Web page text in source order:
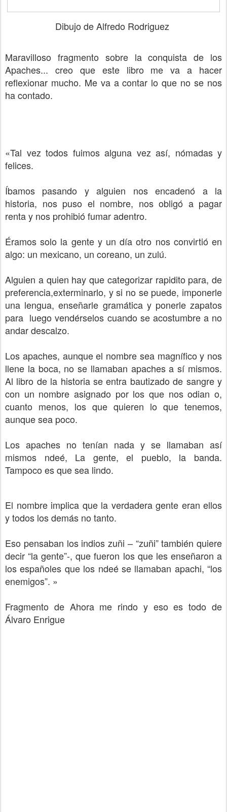
Dibujo de Alfredo Rodriguez
Maravilloso fragmento sobre la conquista de los
Apaches... creo que este libro me va a hacer
reflexionar mucho. Me va a contar lo que no se nos
ha contado.
«Tal vez todos fuimos alguna vez así, nómadas y
felices.
Íbamos pasando y alguien nos encadenó a la
historia, nos puso el nombre, nos obligó a pagar
renta y nos prohibió fumar adentro.
Éramos solo la gente y un día otro nos convirtió en
algo: un mexicano, un coreano, un zulú.
Alguien a quien hay que categorizar rapidito para, de
preferencia,exterminarlo, y si no se puede, imponerle
una lengua, enseñarle gramática y ponerle zapatos
para luego vendérselos cuando se acostumbre a no
andar descalzo.
Los apaches, aunque el nombre sea magnífico y nos
llene la boca, no se llamaban apaches a sí mismos.
Al libro de la historia se entra bautizado de sangre y
con un nombre asignado por los que nos odian o,
cuanto menos, los que quieren lo que tenemos,
aunque sea poco.
Los apaches no tenían nada y se llamaban así
mismos ndeé, La gente, el pueblo, la banda.
Tampoco es que sea lindo.
El nombre implica que la verdadera gente eran ellos
y todos los demás no tanto.
Eso pensaban los indios zuñi – “zuñi” también quiere
decir “la gente”-, que fueron los que les enseñaron a
los españoles que los ndeé se llamaban apachi, “los
enemigos”. »
Fragmento de Ahora me rindo y eso es todo de
Álvaro Enrigue